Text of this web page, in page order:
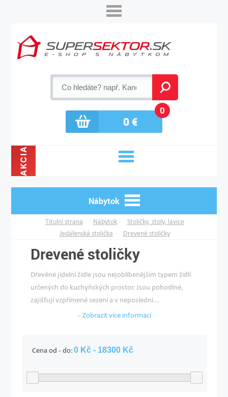
0€
0
AKCIA
Nábytok
Titulní strana Nábytok
Stoličky, stoly, lavice
Jedálenská stolička
Drevené stoličky
Drevené stoličky
Dřevěné jídelní židle jsou nejoblíbenějším typem židlí
určených do kuchyňských prostor. Jsou pohodlné,
zajišťují vzpřímené sezení a v neposlední...
Zobrazit více informací
Cena od - do: